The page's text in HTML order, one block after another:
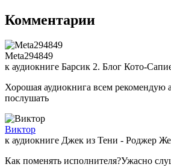
Комментарии
Meta294849
к аудиокниге Барсик 2. Блог Кото-
Хорошая аудиокнига всем рекомендую
послушать
Виктор
к аудиокниге Джек из Тени - Роджер
Как поменять исполнителя?Ужасно